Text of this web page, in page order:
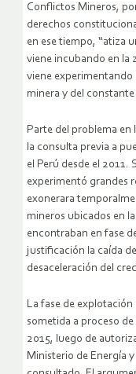
Conflictos Mineros,
derechos
en ese tiempo, “atiza
viene incubando en la
viene experimentando
minera y del
Parte del problema en
la consulta previa a
el Perú desde el 2011.
experimentó grandes
exonerara
mineros ubicados en
encontraban en fase
justificación la caída
desaceleración del
La fase de
sometida a proceso
2015, luego de
Ministerio de Energía